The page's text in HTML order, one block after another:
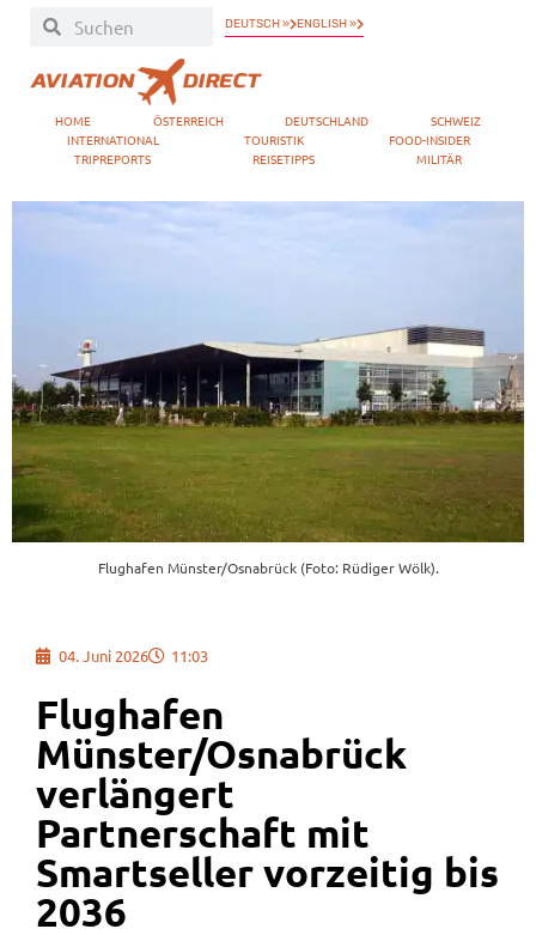
DEUTSCH » ENGLISH »
HOME ÖSTERREICH DEUTSCHLAND
SCHWEIZ
INTERNATIONAL
TOURISTIK
FOOD-INSIDER
TRIPREPORTS
REISETIPPS MILITÄR
Flughafen Münster/Osnabrück (Foto: Rüdiger Wölk).
04. Juni 2026 11:03
Flughafen
Münster/Osnabrück
verlängert
Partnerschaft mit
Smartseller vorzeitig bis
2036